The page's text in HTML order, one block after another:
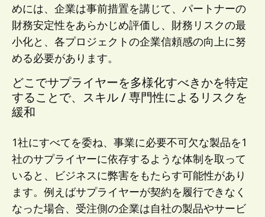
めには、企業は事前措置を講じて、パートナーの
財務安定性をあらかじめ評価し、財務リスクの最
小化と、各プロジェクトの企業信頼感の向上に努
める必要があります。
どこでサプライヤーを多様化すべきかを特定
することで、スキル / 専門性によるリスクを
緩和
1社にすべてを委ね、事業に必要不可欠な製品を1
社のサプライヤーに依存するような体制を取って
いると、ビジネスに弊害をもたらす可能性があり
ます。例えばサプライヤーが契約を履行できなく
なった場合、受注側の企業は自社の製品やサービ